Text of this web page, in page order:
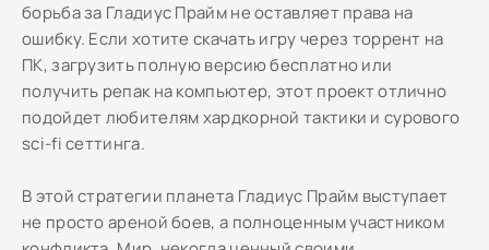
борьба за Гладиус Прайм не оставляет права на
ошибку. Если хотите скачать игру через торрент на
ПК, загрузить полную версию бесплатно или
получить репак на компьютер, этот проект отлично
подойдет любителям хардкорной тактики и сурового
sci-fi сеттинга.
В этой стратегии планета Гладиус Прайм выступает
не просто ареной боев, а полноценным участником